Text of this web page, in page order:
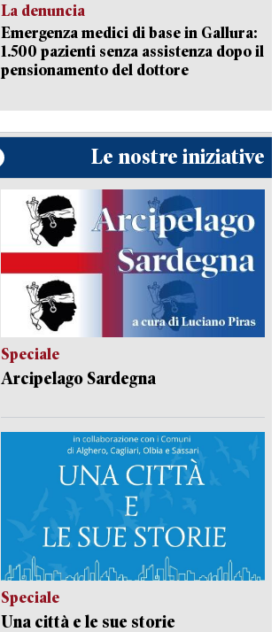
La denuncia
Emergenza medici di base in Gallura:
1.500 pazienti senza assistenza dopo il
pensionamento del dottore
Le nostre iniziative
Speciale
Arcipelago Sardegna
Speciale
Una città e le sue storie